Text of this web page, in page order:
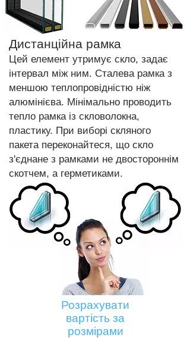
Дистанційна рамка
Цей елемент утримує скло, задає
інтервал між ним. Сталева рамка з
меншою теплопровідністю ніж
алюмінієва. Мінімально проводить
тепло рамка із скловолокна,
пластику. При виборі скляного
пакета переконайтеся, що скло
з'єднане з рамками не двостороннім
скотчем, а герметиками.
Розрахувати
вартість за
розмірами